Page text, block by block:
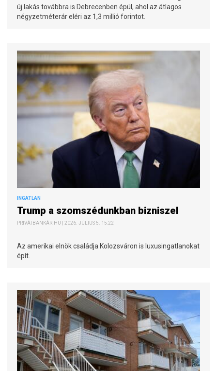
új lakás továbbra is Debrecenben épül, ahol az átlagos
négyzetméterár eléri az 1,3 millió forintot.
INGATLAN
Trump a szomszédunkban bizniszel
PRIVÁTBANKÁR.HU | 2026. JÚLIUS 5. 15:22
Az amerikai elnök családja Kolozsváron is luxusingatlanokat
épít.